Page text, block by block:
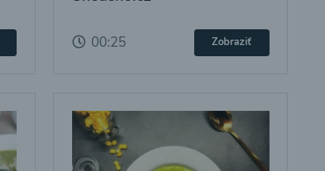
00:25 Zobraziť